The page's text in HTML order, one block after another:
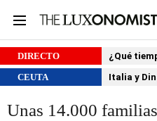
DIRECTO
¿Qué
CEUTA
Italia y
Unas 14.000